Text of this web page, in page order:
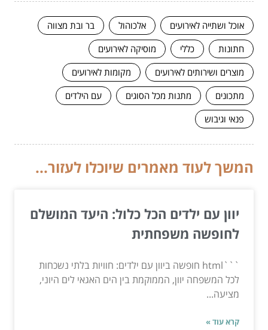
אוכל ושתייה לאירועים אלכוהול
בר ובת מצווה
חתונות
כללי
מוסיקה לאירועים
מוצרים ושירותים לאירועים
מקומות לאירועים
מתכונים
מתנות מכל הסוגים
עם הילדים
פנאי וגיבוש
המשך לעוד מאמרים שיוכלו לעזור...
יוון עם ילדים הכל כלול: היעד המושלם
לחופשה משפחתית
```html חופשה ביוון עם ילדים: חוויות בלתי נשכחות
לכל המשפחה יוון, הממוקמת בין הים האגאי לים היוני,
מציעה...
קרא עוד »